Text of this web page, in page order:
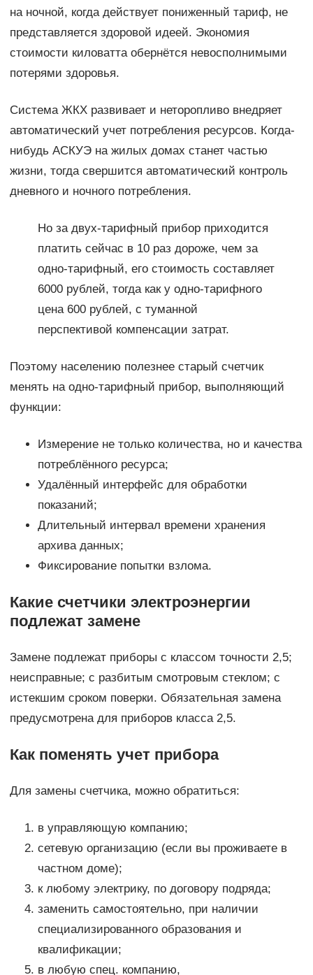
на ночной, когда действует пониженный тариф, не
представляется здоровой идеей. Экономия
стоимости киловатта обернётся невосполнимыми
потерями здоровья.
Система ЖКХ развивает и неторопливо внедряет
автоматический учет потребления ресурсов. Когда-
нибудь АСКУЭ на жилых домах станет частью
жизни, тогда свершится автоматический контроль
дневного и ночного потребления.
Но за двух-тарифный прибор приходится
платить сейчас в 10 раз дороже, чем за
одно-тарифный, его стоимость составляет
6000 рублей, тогда как у одно-тарифного
цена 600 рублей, с туманной
перспективой компенсации затрат.
Поэтому населению полезнее старый счетчик
менять на одно-тарифный прибор, выполняющий
функции:
Измерение не только количества, но и качества
потреблённого ресурса;
Удалённый интерфейс для обработки
показаний;
Длительный интервал времени хранения
архива данных;
Фиксирование попытки взлома.
Какие счетчики электроэнергии
подлежат замене
Замене подлежат приборы с классом точности 2,5;
неисправные; с разбитым смотровым стеклом; с
истекшим сроком поверки. Обязательная замена
предусмотрена для приборов класса 2,5.
Как поменять учет прибора
Для замены счетчика, можно обратиться:
в управляющую компанию;
сетевую организацию (если вы проживаете в
частном доме);
к любому электрику, по договору подряда;
заменить самостоятельно, при наличии
специализированного образования и
квалификации;
в любую спец. компанию,